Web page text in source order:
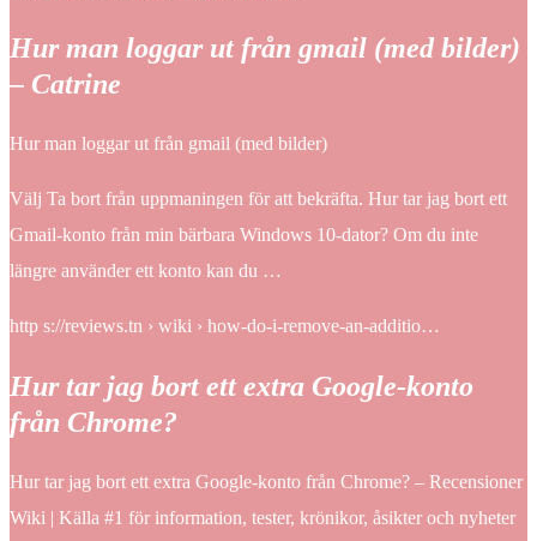
Hur man loggar ut från gmail (med bilder)
– Catrine
Hur man loggar ut från gmail (med bilder)
Välj Ta bort från uppmaningen för att bekräfta. Hur tar jag bort ett
Gmail-konto från min bärbara Windows 10-dator? Om du inte
längre använder ett konto kan du …
http s://reviews.tn › wiki › how-do-i-remove-an-additio…
Hur tar jag bort ett extra Google-konto
från Chrome?
Hur tar jag bort ett extra Google-konto från Chrome? – Recensioner
Wiki | Källa #1 för information, tester, krönikor, åsikter och nyheter